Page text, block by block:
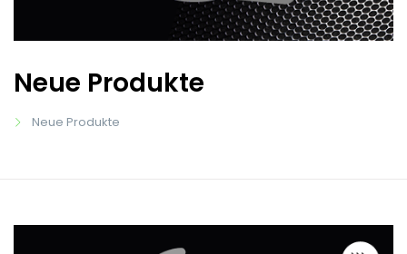
Neue Produkte
Neue Produkte